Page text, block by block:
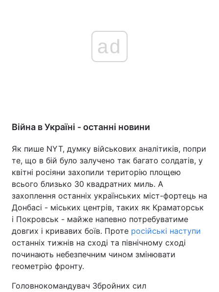
ad
Війна в Україні - останні новини
Як пише NYT, думку військових аналітиків, попри
те, що в бій було залучено так багато солдатів, у
квітні росіяни захопили територію площею
всього близько 30 квадратних миль. А
захоплення останніх українських міст-фортець на
Донбасі - міських центрів, таких як Краматорськ
і Покровськ - майже напевно потребуватиме
довгих і кривавих боїв. Проте російські наступи
останніх тижнів на сході та північному сході
починають небезпечним чином змінювати
геометрію фронту.
Головнокомандувач Збройних сил